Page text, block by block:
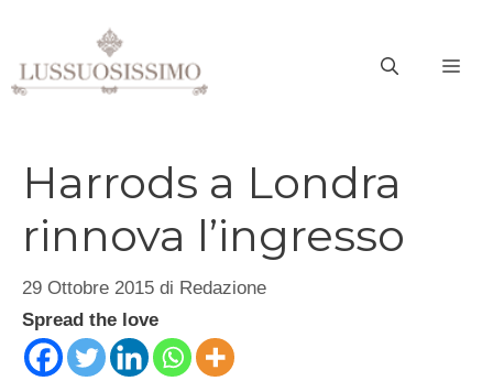
contenuto
Harrods a Londra
rinnova l’ingresso
29 Ottobre 2015 di Redazione
Spread the love